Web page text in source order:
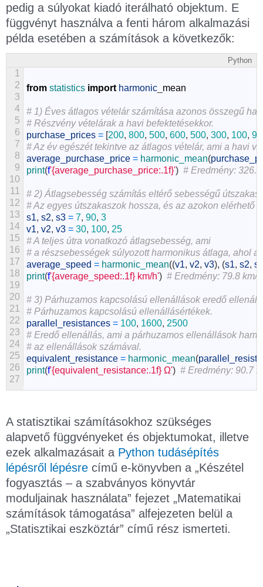
pedig a súlyokat kiadó iterálható objektum. E
függvényt használva a fenti három alkalmazási
példa esetében a számítások a következők:
Python
1
2
3
4
5
6
7
8
9
10
11
12
13
14
15
16
17
18
19
20
21
22
23
24
25
26
27
from statistics import harmonic mean
# 1) Éves átlagos vételár számítása azonos összegű
# Részvény vételárak a havi befektetésekkor.
purchase_prices = [200, 800, 500, 600, 500, 300, 100,
# Az év egészét tekintve az átlagos vételár, ami a havi
average_purchase_price = harmonic_mean(
print(f'{average_purchase_price:.1f}') # Eredmény: 326.8
# 2) Átlagsebesség számítás eltérő sebességű
# Az egyes útszakaszok hossza, és az azokon elérhető
s1, s2, s3 = 7, 90, 3
v1, v2, v3 = 30, 100, 25
# A teljes útra vonatkozó átlagsebesség, ami
# a részsebességek súlyozott harmonikus átlaga, ahol
average_speed = harmonic_mean((v1, v2, v3), (s1, s2,
print(f'{average_speed:.1f} km/h') # Eredmény: 79.8 km/h
# 3) Párhuzamos kapcsolású ellenállások eredő
# Párhuzamos kapcsolású ellenállásértékek.
parallel_resistances = 100, 1600, 2500
# Eredő ellenállás, ami a párhuzamos ellenállások
# az ellenállások számával.
equivalent_resistance = harmonic_mean(
print(f'{equivalent_resistance:.1f} Ω') # Eredmény: 90.7 Ω
A statisztikai számításokhoz szükséges
alapvető függvényeket és objektumokat, illetve
ezek alkalmazásait a Python tudásépítés
lépésről lépésre című e-könyvben a „Készétel
fogyasztás – a szabványos könyvtár
moduljainak használata” fejezet „Matematikai
számítások támogatása” alfejezeten belül a
„Statisztikai eszköztár” című rész ismerteti.